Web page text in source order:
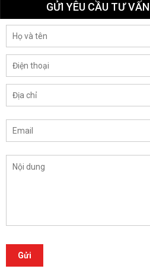
GỬI YÊU CẦU TƯ VẤN